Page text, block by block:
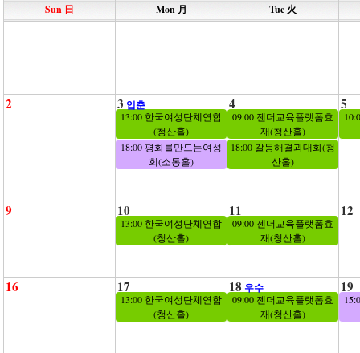
Sun 日 Mon 月 Tue 火
2 3 입춘
13:00 한국여성단체연합
(청산홀)
18:00 평화를만드는여성
회(소통홀)
4
09:00 젠더교육플랫폼효
재(청산홀)
18:00 갈등해결과대화(청
산홀)
5
9 10
13:00 한국여성단체연합
(청산홀)
11
09:00 젠더교육플랫폼효
재(청산홀)
12
16 17
13:00 한국여성단체연합
(청산홀)
18 우수
09:00 젠더교육플랫폼효
재(청산홀)
19